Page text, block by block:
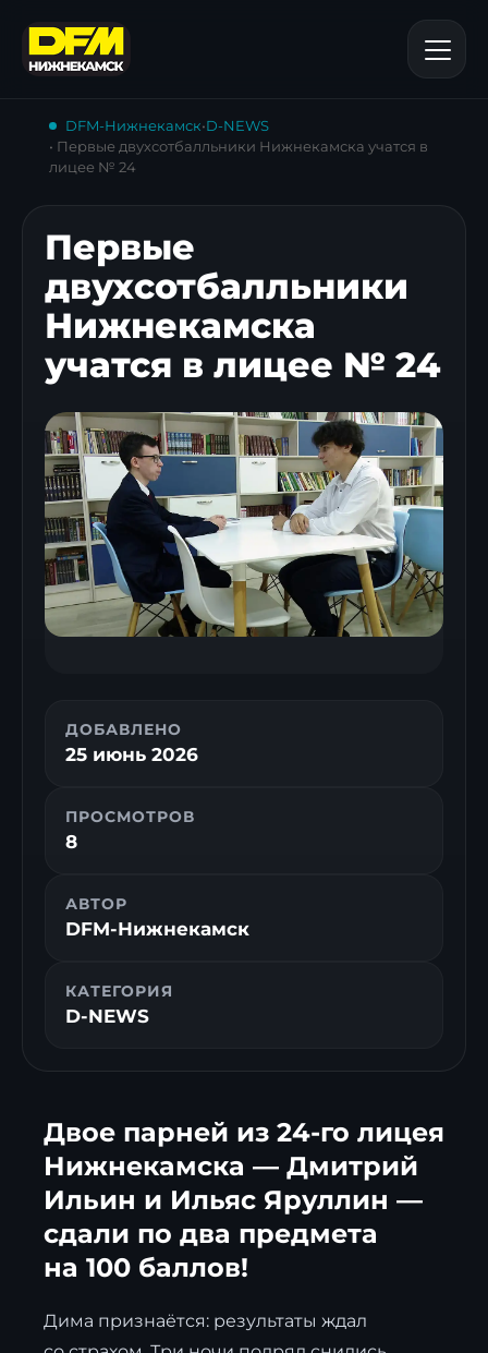
DFM-Нижнекамск•D-NEWS
• Первые двухсотбалльники Нижнекамска учатся в
лицее № 24
Первые
двухсотбалльники
Нижнекамска
учатся в лицее № 24
ДОБАВЛЕНО
25 июнь 2026
ПРОСМОТРОВ
8
АВТОР
DFM-Нижнекамск
КАТЕГОРИЯ
D-NEWS
Двое парней из 24-го лицея
Нижнекамска — Дмитрий
Ильин и Ильяс Яруллин —
сдали по два предмета
на 100 баллов!
Дима признаётся: результаты ждал